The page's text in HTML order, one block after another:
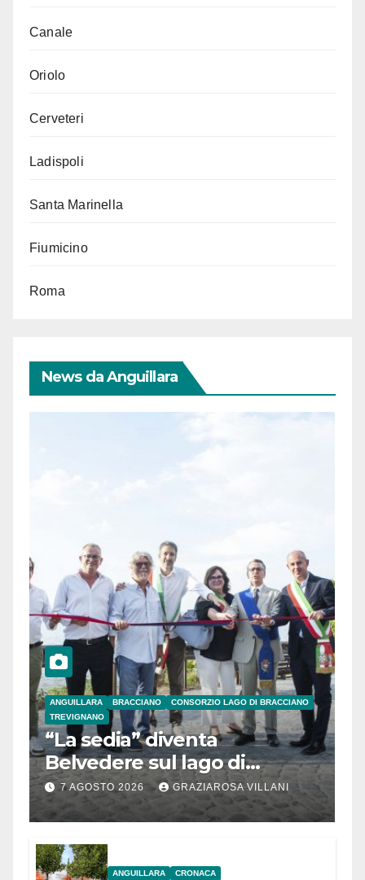
Canale
Oriolo
Cerveteri
Ladispoli
Santa Marinella
Fiumicino
Roma
News da Anguillara
ANGUILLARA BRACCIANO
CONSORZIO LAGO DI BRACCIANO
TREVIGNANO
“La sedia” diventa
Belvedere sul lago di
Bracciano: ieri
l’inaugurazione
7 AGOSTO 2026 GRAZIAROSA VILLANI
ANGUILLARA CRONACA